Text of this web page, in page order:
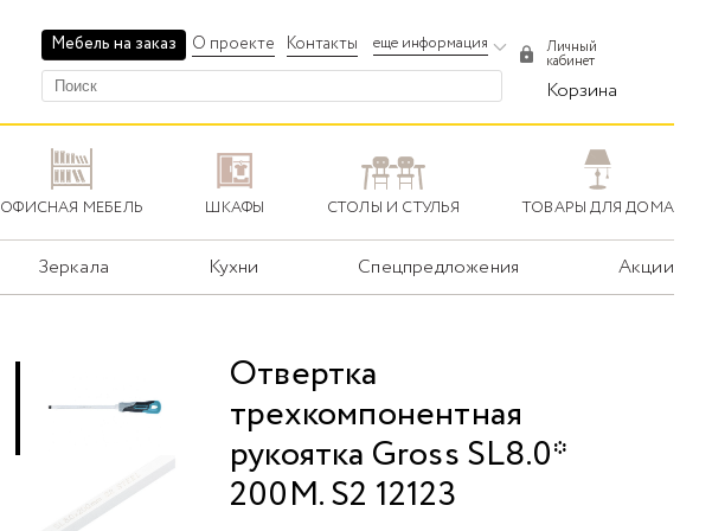
Мебель на заказ О проекте Контакты еще информация Личный
кабинет
Корзина
ОФИСНАЯ МЕБЕЛЬ ШКАФЫ СТОЛЫ И СТУЛЬЯ ТОВАРЫ ДЛЯ ДОМА
Зеркала Кухни Спецпредложения Акции
Отвертка
трехкомпонентная
рукоятка Gross SL8.0*
200M. S2 12123